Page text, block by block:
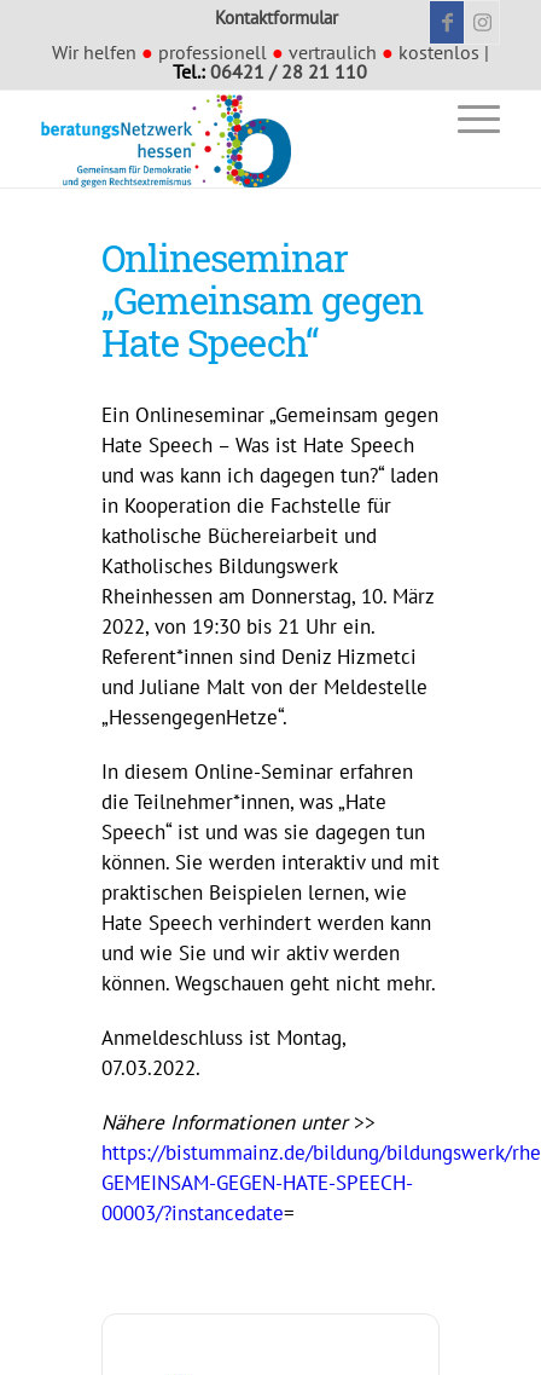
Kontaktformular
Wir helfen ● professionell ● vertraulich ● kostenlos |
Tel.:06421 / 28 21 110
Onlineseminar
„Gemeinsam gegen
Hate Speech“
Ein Onlineseminar „Gemeinsam gegen
Hate Speech – Was ist Hate Speech
und was kann ich dagegen tun?“ laden
in Kooperation die Fachstelle für
katholische Büchereiarbeit und
Katholisches Bildungswerk
Rheinhessen am Donnerstag, 10. März
2022, von 19:30 bis 21 Uhr ein.
Referent*innen sind Deniz Hizmetci
und Juliane Malt von der Meldestelle
„HessengegenHetze“.
In diesem Online-Seminar erfahren
die Teilnehmer*innen, was „Hate
Speech“ ist und was sie dagegen tun
können. Sie werden interaktiv und mit
praktischen Beispielen lernen, wie
Hate Speech verhindert werden kann
und wie Sie und wir aktiv werden
können. Wegschauen geht nicht mehr.
Anmeldeschluss ist Montag,
07.03.2022.
Nähere Informationen unter>>
https://bistummainz.de/bildung/bildungswerk/
GEMEINSAM-GEGEN-HATE-SPEECH-
00003/?instancedate=